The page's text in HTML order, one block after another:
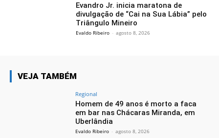
Evandro Jr. inicia maratona de
divulgação de “Cai na Sua Lábia” pelo
Triângulo Mineiro
Evaldo Ribeiro - agosto 8, 2026
VEJA TAMBÉM
Regional
Homem de 49 anos é morto a faca
em bar nas Chácaras Miranda, em
Uberlândia
Evaldo Ribeiro - agosto 8, 2026